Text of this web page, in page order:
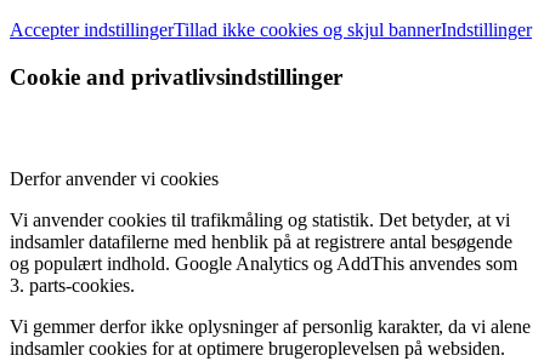
Accepter indstillingerTillad ikke cookies og skjul bannerIndstillinger
Cookie and privatlivsindstillinger
Derfor anvender vi cookies
Vi anvender cookies til trafikmåling og statistik. Det betyder, at vi
indsamler datafilerne med henblik på at registrere antal besøgende
og populært indhold. Google Analytics og AddThis anvendes som
3. parts-cookies.
Vi gemmer derfor ikke oplysninger af personlig karakter, da vi alene
indsamler cookies for at optimere brugeroplevelsen på websiden.